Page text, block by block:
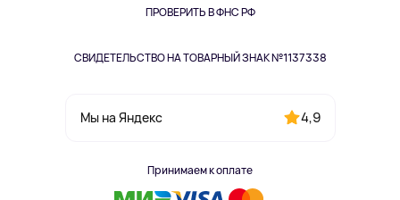
ПРОВЕРИТЬ В ФНС РФ
СВИДЕТЕЛЬСТВО НА ТОВАРНЫЙ ЗНАК №1137338
Мы на Яндекс 4,9
Принимаем к оплате
Одежда и аксессуары